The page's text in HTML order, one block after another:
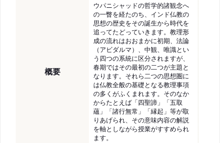
概要
ウパニシャッドの哲学的諸観念へ
の一瞥を経たのち、インド仏教の
思想の歴史をその誕生から時代を
追ってたどっていきます。教理形
成の流れはおおまかに初期、法論
（アビダルマ）、中観、唯識とい
う四つの系統に区分されますが、
春期ではその最初の二つが主題と
なります。それら二つの思想圏に
は仏教全般の基礎となる教理事項
の多くがふくまれます。そのなか
からたとえば「四聖諦」「五取
蘊」「諸行無常」「縁起」等が取
りあげられ、その意味内容の解説
を軸としながら授業がすすめられ
ます。